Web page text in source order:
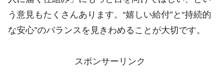
う意見もたくさんあります。“嬉しい給付”と“持続的
な安心”のバランスを見きわめることが大切です。
スポンサーリンク